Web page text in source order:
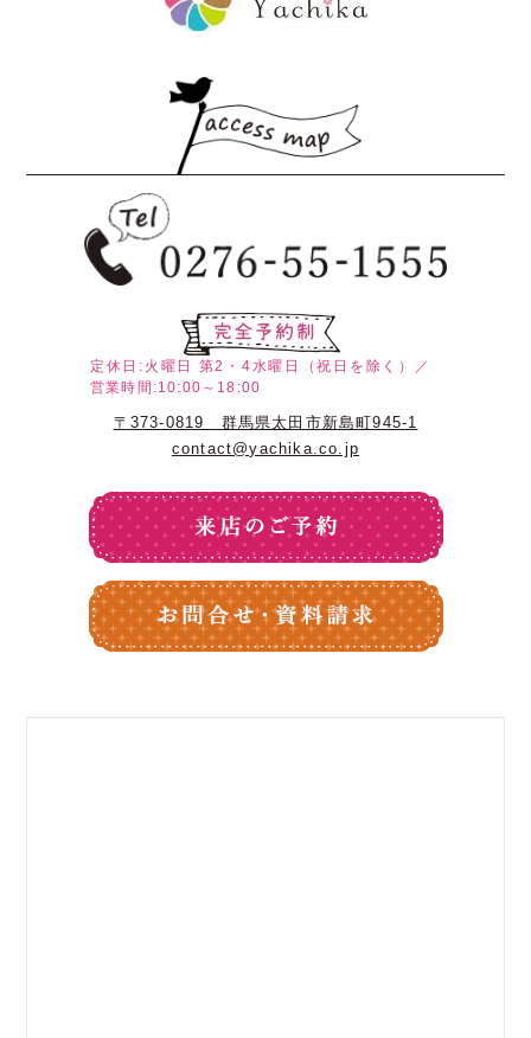
定休日:火曜日
第2・4水曜日（祝日を除く）／
営業時間:10:00～18:00
〒373-0819 群馬県太田市新島町945-1
contact@yachika.co.jp